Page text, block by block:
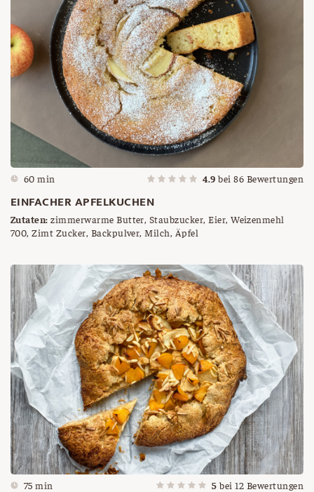
60 min 4.9 bei86 Bewertungen
EINFACHER APFELKUCHEN
Zutaten: zimmerwarme Butter, Staubzucker, Eier, Weizenmehl
700, Zimt Zucker, Backpulver, Milch, Äpfel
75 min 5 bei12 Bewertungen